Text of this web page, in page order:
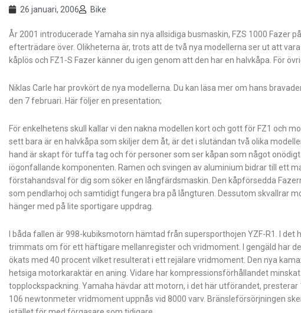
26 januari, 2006 Bike
År 2001 introducerade Yamaha sin nya allsidiga busmaskin, FZS 1000 Fazer
efterträdare över. Olikheterna är, trots att de två nya modellerna ser ut att
kåplös och FZ1-S Fazer känner du igen genom att den har en halvkåpa. För
Niklas Carle har provkört de nya modellerna. Du kan läsa mer om hans
den 7 februari. Här följer en presentation;
För enkelhetens skull kallar vi den nakna modellen kort och gott för FZ1 och
sett bara är en halvkåpa som skiljer dem åt, är det i slutändan två olika
hand är skapt för tuffa tag och för personer som ser kåpan som något
iögonfallande komponenten. Ramen och svingen av aluminium bidrar till ett
förstahandsval för dig som söker en långfärdsmaskin. Den kåpförsedda
som pendlarhoj och samtidigt fungera bra på långturen. Dessutom skvallrar
hänger med på lite sportigare uppdrag.
I båda fallen är 998-kubiksmotorn hämtad från supersporthojen YZF-R1. I
trimmats om för ett häftigare mellanregister och vridmoment. I gengäld har
ökats med 40 procent vilket resulterat i ett rejälare vridmoment. Den nya
hetsiga motorkaraktär en aning. Vidare har kompressionsförhållandet
topplockspackning. Yamaha hävdar att motorn, i det här utförandet,
106 newtonmeter vridmoment uppnås vid 8000 varv. Bränsleförsörjningen